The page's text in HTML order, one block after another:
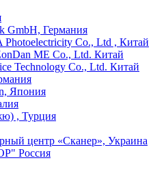
GmbH, Германия
Photoelectricity Co., Ltd , Китай
ME Co., Ltd. Китай
Technology Со., Ltd. Китай
Япония
, Турция
центр «Сканер», Украина
Россия